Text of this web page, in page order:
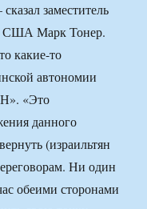
заместитель
США Марк Тонер.
какие-то
автономии
«Это
данного
(израильтян
Ни один
обеими сторонами